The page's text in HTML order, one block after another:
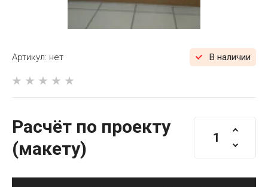
Артикул: нет В наличии
Расчёт по проекту
(макету)